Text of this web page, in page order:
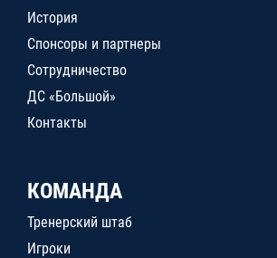
История
Спонсоры и партнеры
Сотрудничество
ДС «Большой»
Контакты
КОМАНДА
Тренерский штаб
Игроки